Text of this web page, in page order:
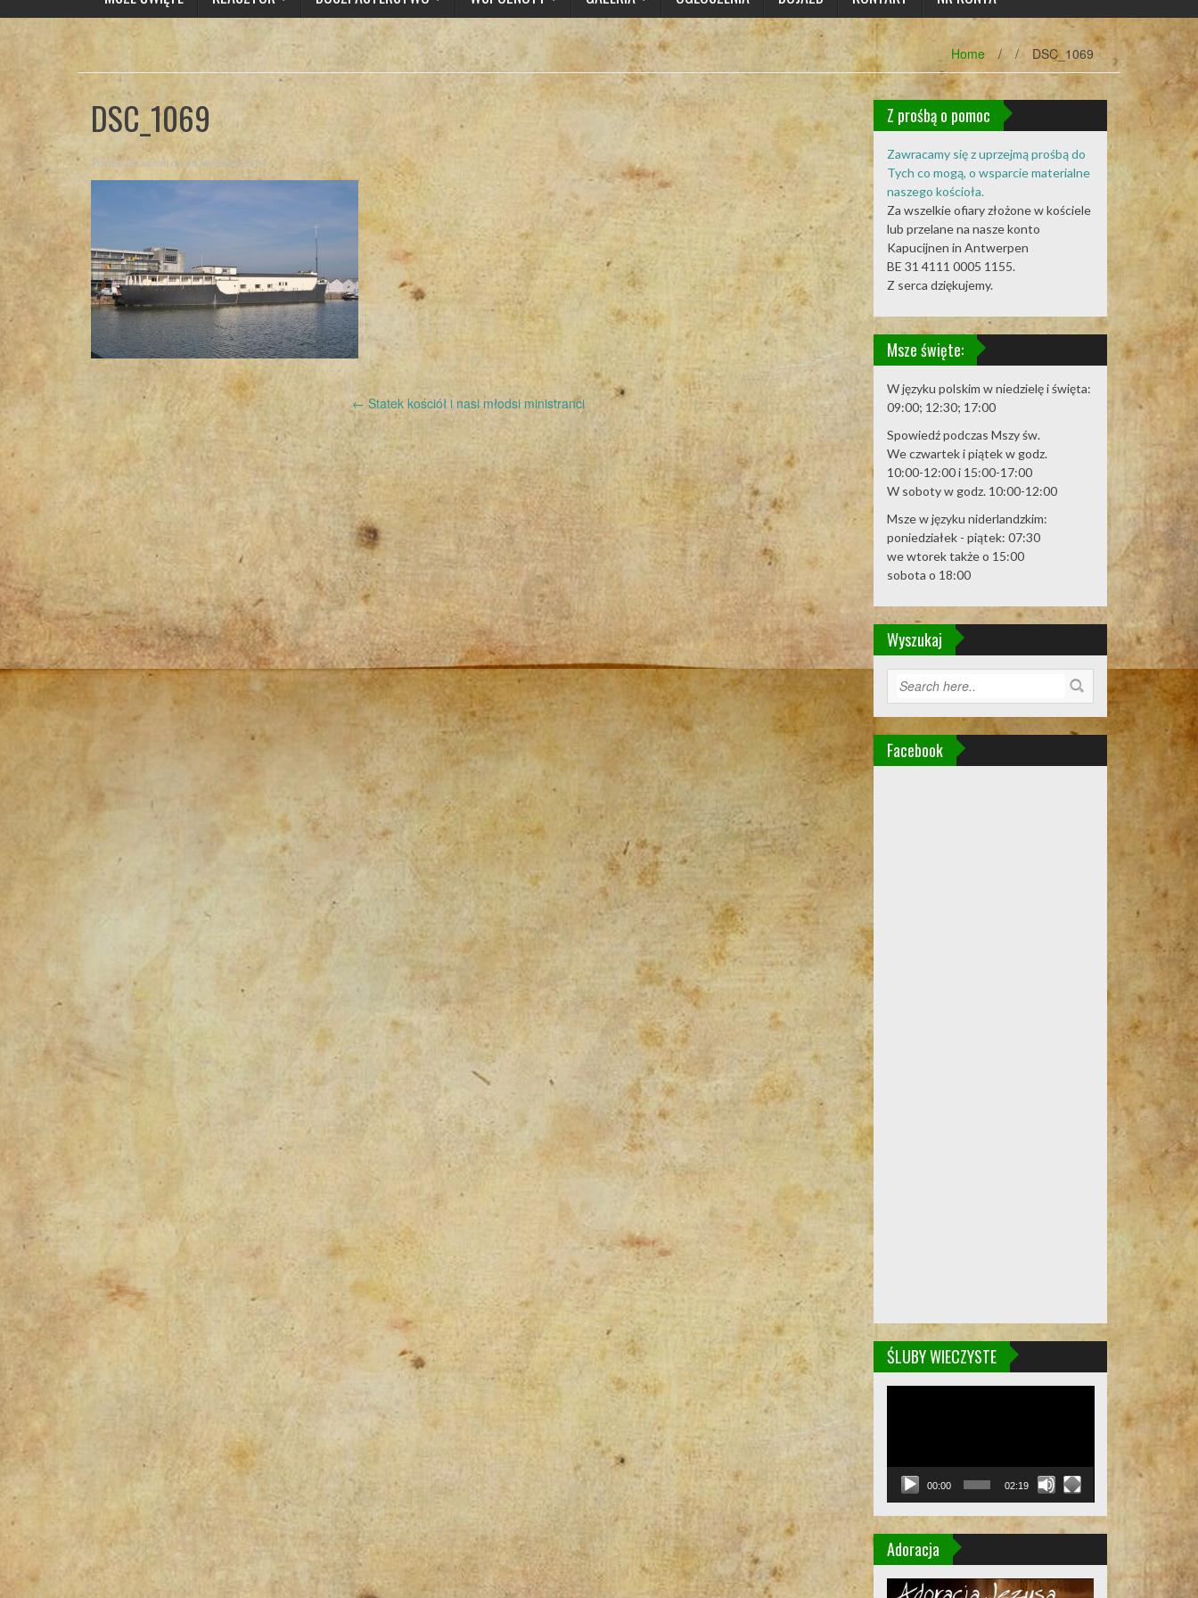
Home / / DSC_1069
DSC_1069
Posted Byadmin on 16 kwietnia 2014
Post
navigation
← Statek kościół i nasi młodsi ministranci
Z prośbą o pomoc
Zawracamy się z uprzejmą prośbą do
Tych co mogą, o wsparcie materialne
naszego kościoła.
Za wszelkie ofiary złożone w kościele
lub przelane na nasze konto
Kapucijnen in Antwerpen
BE 31 4111 0005 1155.
Z serca dziękujemy.
Msze święte:
W języku polskim w niedzielę i święta:
09:00; 12:30; 17:00
Spowiedź podczas Mszy św.
We czwartek i piątek w godz.
10:00-12:00 i 15:00-17:00
W soboty w godz. 10:00-12:00
Msze w języku niderlandzkim:
poniedziałek - piątek: 07:30
we wtorek także o 15:00
sobota o 18:00
Wyszukaj
Facebook
ŚLUBY WIECZYSTE
00:00 02:19
Adoracja